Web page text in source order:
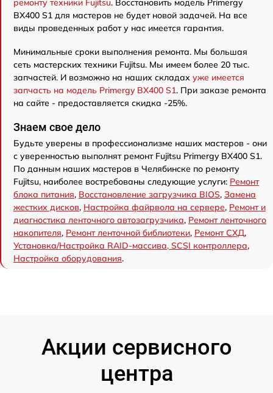
ремонту техники Fujitsu. Восстановить модель Primergy
BX400 S1 для мастеров не будет новой задачей. На все
виды проведенных работ у нас имеется гарантия.
Минимальные сроки выполнения ремонта. Мы большая
сеть мастерских техники Fujitsu. Мы имеем более 20 тыс.
запчастей. И возможно на наших складах уже имеется
запчасть на модель Primergy BX400 S1. При заказе ремонта
на сайте - предоставляется скидка -25%.
Знаем свое дело
Будьте уверены в профессионализме наших мастеров - они
с уверенностью выполнят ремонт Fujitsu Primergy BX400 S1.
По данным наших мастеров в Челябинске по ремонту
Fujitsu, наиболее востребованы следующие услуги: Ремонт
блока питания, Восстановление загрузчика BIOS, Замена
жестких дисков, Настройка файрвола на сервере, Ремонт и
диагностика ленточного автозагрузчика, Ремонт ленточного
накопителя, Ремонт ленточной библиотеки, Ремонт СХД,
Установка/Настройка RAID-массива, SCSI контроллера,
Настройка оборудования.
Акции сервисного
центра